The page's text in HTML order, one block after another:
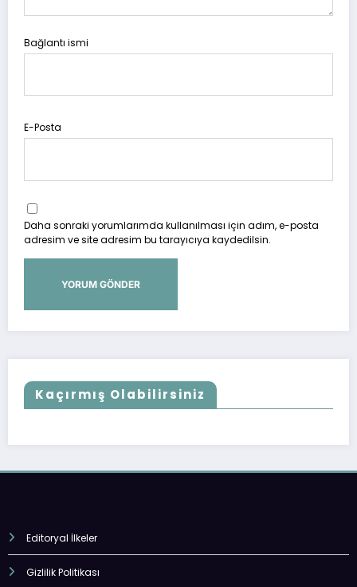
Bağlantı ismi
E-Posta
Daha sonraki yorumlarımda kullanılması için adım, e-posta
adresim ve site adresim bu tarayıcıya kaydedilsin.
Kaçırmış Olabilirsiniz
Editoryal İlkeler
Gizlilik Politikası